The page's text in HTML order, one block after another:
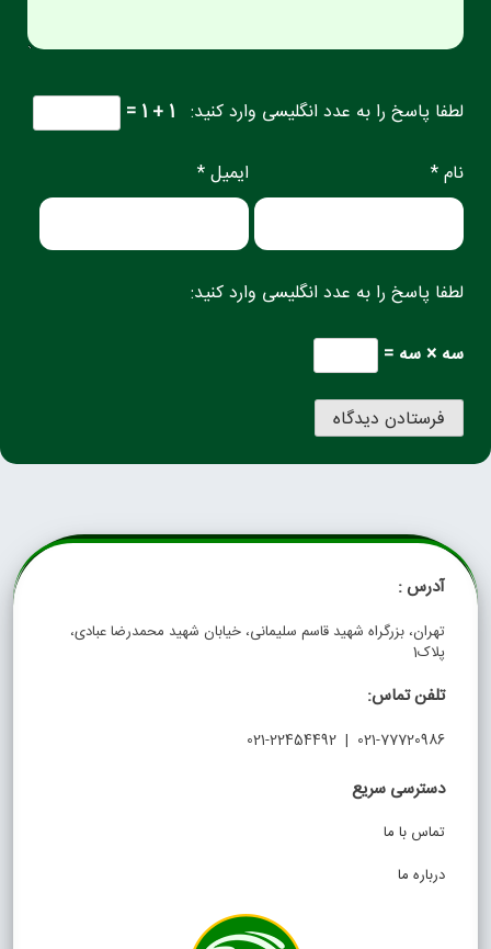
لطفا پاسخ را به عدد انگلیسی وارد کنید: 1 + 1 =
نام * ایمیل *
لطفا پاسخ را به عدد انگلیسی وارد کنید:
سه × سه =
آدرس :
تهران، بزرگراه شهید قاسم سلیمانی، خیابان شهید محمدرضا عبادی،
پلاک1
تلفن تماس:
021-77720986 | 021-22454492
دسترسی سریع
تماس با ما
درباره ما